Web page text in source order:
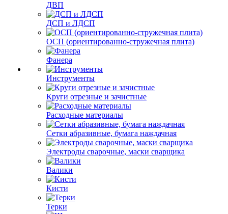
ДВП
ДСП и ЛДСП
ОСП (ориентированно-стружечная плита)
Фанера
Инструменты
Круги отрезные и зачистные
Расходные материалы
Сетки абразивные, бумага наждачная
Электроды сварочные, маски сварщика
Валики
Кисти
Терки